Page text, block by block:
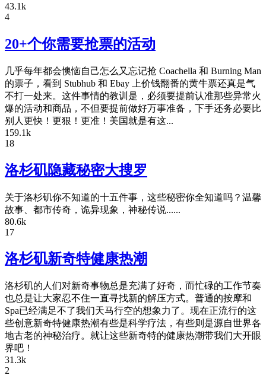
43.1k
4
20+个你需要抢票的活动
几乎每年都会懊恼自己怎么又忘记抢 Coachella 和 Burning Man
的票子，看到 Stubhub 和 Ebay 上价钱翻番的黄牛票还真是气
不打一处来。这件事情的教训是，必须要提前认准那些异常火
爆的活动和商品，不但要提前做好万事准备，下手还务必要比
别人更快！更狠！更准！美国就是有这...
159.1k
18
洛杉矶隐藏秘密大搜罗
关于洛杉矶你不知道的十五件事，这些秘密你全知道吗？温馨
故事、都市传奇，诡异现象，神秘传说......
80.6k
17
洛杉矶新奇特健康热潮
洛杉矶的人们对新奇事物总是充满了好奇，而忙碌的工作节奏
也总是让大家忍不住一直寻找新的解压方式。普通的按摩和
Spa已经满足不了我们天马行空的想象力了。现在正流行的这
些创意新奇特健康热潮有些是科学疗法，有些则是源自世界各
地古老的神秘治疗。就让这些新奇特的健康热潮带我们大开眼
界吧！
31.3k
2